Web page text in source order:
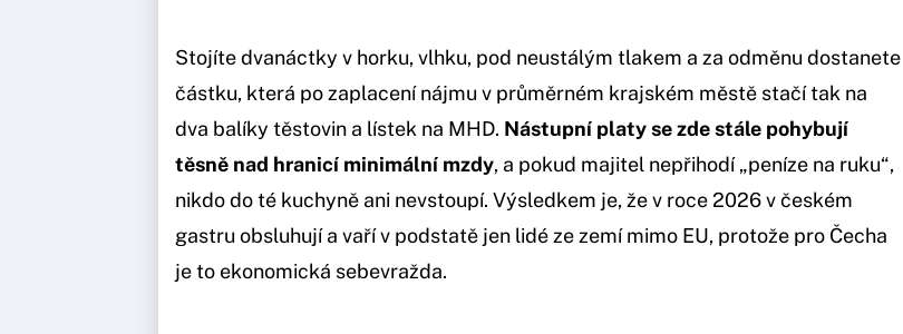
Stojíte dvanáctky v horku, vlhku, pod neustálým tlakem a za odměnu dostanete
částku, která po zaplacení nájmu v průměrném krajském městě stačí tak na
dva balíky těstovin a lístek na MHD. Nástupní platy se zde stále pohybují
těsně nad hranicí minimální mzdy, a pokud majitel nepřihodí „peníze na ruku“,
nikdo do té kuchyně ani nevstoupí. Výsledkem je, že v roce 2026 v českém
gastru obsluhují a vaří v podstatě jen lidé ze zemí mimo EU, protože pro Čecha
je to ekonomická sebevražda.